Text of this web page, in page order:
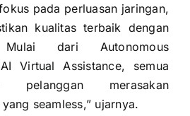
pada perluasan jaringan,
kualitas terbaik dengan
dari Autonomous
Virtual Assistance, semua
pelanggan merasakan
seamless,” ujarnya.